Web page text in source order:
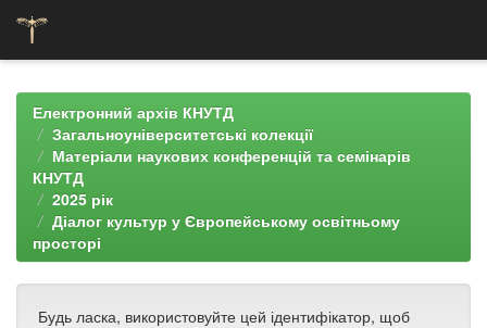
navigationЕлектронний архів КНУТД
Загальноуніверситетські колекції
Матеріали наукових конференцій та семінарів
КНУТД
2025 рік
Діалог культур у Європейському освітньому
просторі
Будь ласка, використовуйте цей ідентифікатор, щоб